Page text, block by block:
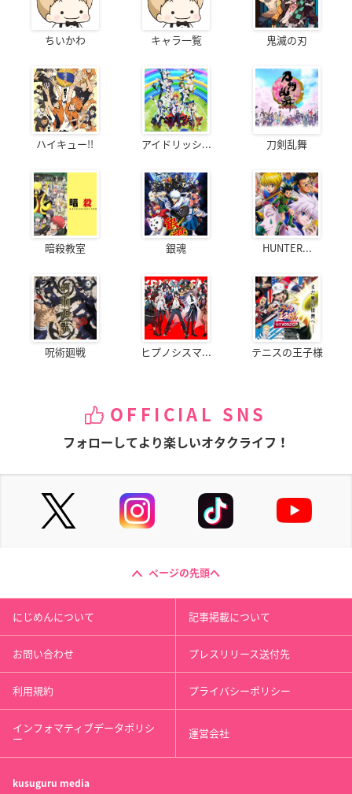
ちいかわ キャラ一覧 鬼滅の刃
ハイキュー!! アイドリッシ... 刀剣乱舞
暗殺教室 銀魂 HUNTER...
呪術廻戦 ヒプノシスマ... テニスの王子様
OFFICIAL SNS
フォローしてより楽しいオタクライフ！
ページの先頭へ
にじめんについて 記事掲載について
お問い合わせ プレスリリース送付先
利用規約 プライバシーポリシー
インフォマティブデータポリシ
ー 運営会社
kusuguru media